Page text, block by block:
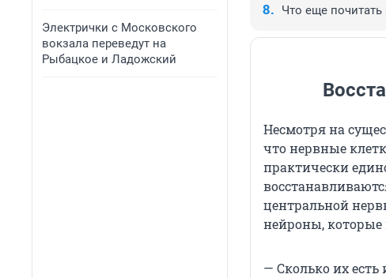
Электрички с Московского
вокзала переведут на
Рыбацкое и Ладожский
Что еще почитать
Несмотря на
что нервные
практически
центральной
нейроны, которые
— Сколько их есть